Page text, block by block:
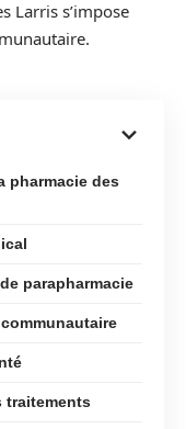
Larris s’impose
pharmacie des
parapharmacie
traitements